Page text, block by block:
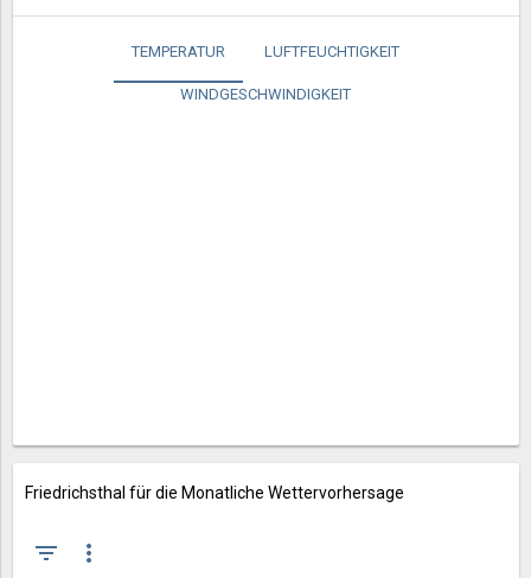
TEMPERATUR LUFTFEUCHTIGKEIT
WINDGESCHWINDIGKEIT
Friedrichsthal für die Monatliche Wettervorhersage
filter_list more_vert